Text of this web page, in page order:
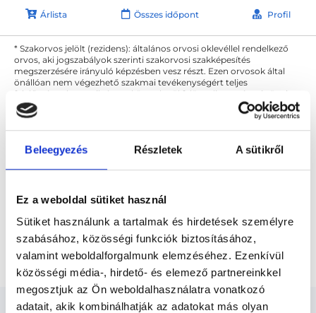
Beleegyezés Részletek A sütikről
Ez a weboldal sütiket használ
Sütiket használunk a tartalmak és hirdetések személyre
szabásához, közösségi funkciók biztosításához,
valamint weboldalforgalmunk elemzéséhez. Ezenkívül
közösségi média-, hirdető- és elemező partnereinkkel
megosztjuk az Ön weboldalhasználatra vonatkozó
adatait, akik kombinálhatják az adatokat más olyan
Árlista Összes időpont Profil
* Szakorvos jelölt (rezidens): általános orvosi oklevéllel rendelkező
orvos, aki jogszabályok szerinti szakorvosi szakképesítés
megszerzésére irányuló képzésben vesz részt. Ezen orvosok által
önállóan nem végezhető szakmai tevékenységért teljes
felelősséggel tartozik és azt közvetlenül felügyeli az egészségügyi
szolgáltató szakorvosa az első részvizsgáig, utána pedig a
szakorvosjelölt önállóan láthat el feladatokat. A foglaljorvost.hu
felelősségét kizárja esetleges névazonosságért bármely szakorvos
Ultrahangos szakorvos Budapest, VII. kerület
Emlő ultrahang